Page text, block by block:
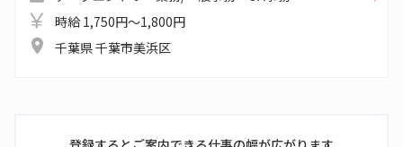
時給 1,750円～1,800円
千葉県 千葉市美浜区